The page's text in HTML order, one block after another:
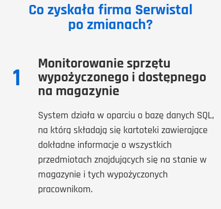
Co zyskała firma Serwistal
po zmianach?
1 Monitorowanie sprzętu
wypożyczonego i dostępnego
na magazynie
System działa w oparciu o bazę danych SQL,
na którą składają się kartoteki zawierające
dokładne informacje o wszystkich
przedmiotach znajdujących się na stanie w
magazynie i tych wypożyczonych
pracownikom.